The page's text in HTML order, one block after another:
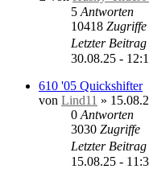
5 Antworten
10418 Zugriffe
Letzter Beitrag
30.08.25 -
610 '05 Quickshifter
von Lind11 »
0 Antworten
3030 Zugriffe
Letzter Beitrag
15.08.25 -